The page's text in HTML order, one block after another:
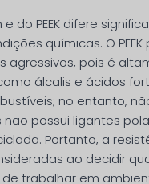
do PEEK difere
químicas. O
agressivos, pois é
álcalis e ácidos
no entanto,
possui ligantes
Portanto, a
ao decidir
trabalhar em